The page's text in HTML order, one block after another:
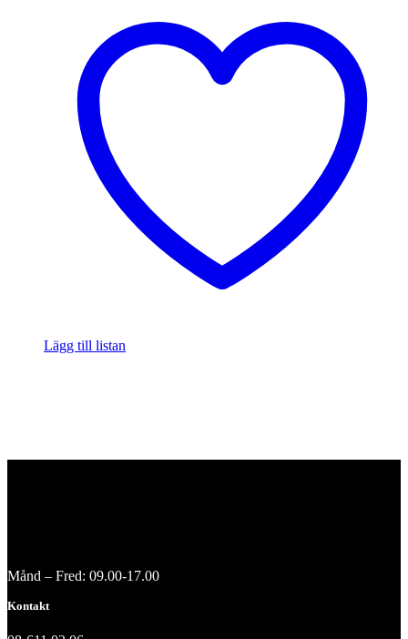
Lägg till listan
Månd – Fred: 09.00-17.00
Kontakt